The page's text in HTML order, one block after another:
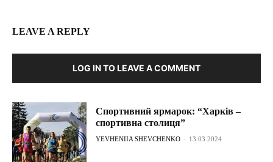
LEAVE A REPLY
LOG IN TO LEAVE A COMMENT
Спортивний ярмарок: “Харків –
спортивна столиця”
YEVHENIIA SHEVCHENKO - 13.03.2024